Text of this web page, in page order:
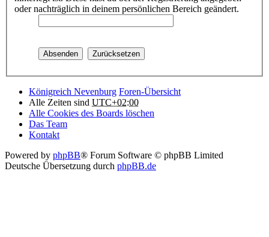
oder nachträglich in deinem persönlichen Bereich geändert.
Königreich Nevenburg Foren-Übersicht
Alle Zeiten sind UTC+02:00
Alle Cookies des Boards löschen
Das Team
Kontakt
Powered by phpBB® Forum Software © phpBB Limited
Deutsche Übersetzung durch phpBB.de